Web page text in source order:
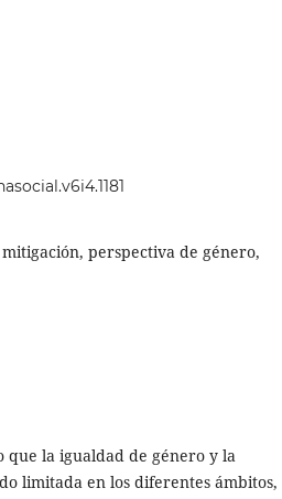
perspectiva de género,
que la igualdad de género y la
limitada en los diferentes ámbitos,